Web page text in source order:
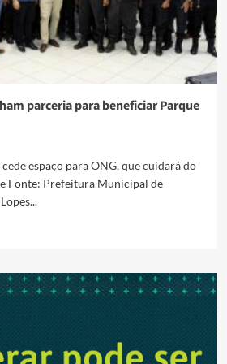
parceria para beneficiar Parque
espaço para ONG, que cuidará do
Fonte: Prefeitura Municipal de